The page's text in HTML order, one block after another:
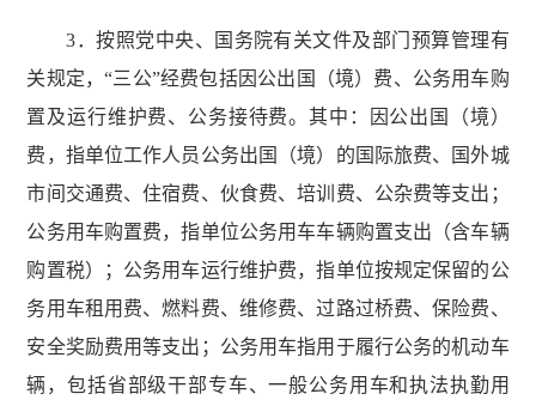
3．按照党中央、国务院有关文件及部门预算管理有
关规定，“三公”经费包括因公出国（境）费、公务用车购
置及运行维护费、公务接待费。其中：因公出国（境）
费，指单位工作人员公务出国（境）的国际旅费、国外城
市间交通费、住宿费、伙食费、培训费、公杂费等支出；
公务用车购置费，指单位公务用车车辆购置支出（含车辆
购置税）；公务用车运行维护费，指单位按规定保留的公
务用车租用费、燃料费、维修费、过路过桥费、保险费、
安全奖励费用等支出；公务用车指用于履行公务的机动车
辆，包括省部级干部专车、一般公务用车和执法执勤用